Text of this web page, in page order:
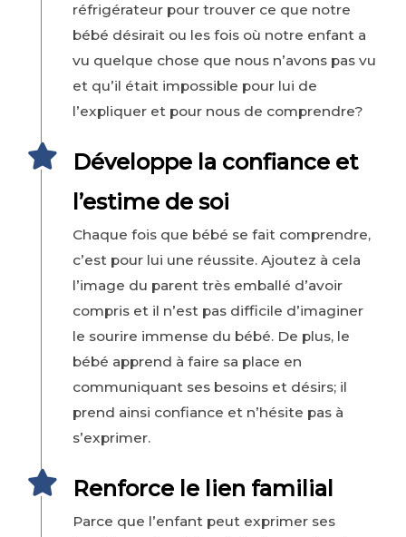
réfrigérateur pour trouver ce que notre
bébé désirait ou les fois où notre enfant a
vu quelque chose que nous n’avons pas vu
et qu’il était impossible pour lui de
l’expliquer et pour nous de comprendre?
Développe la confiance et
l’estime de soi
Chaque fois que bébé se fait comprendre,
c’est pour lui une réussite. Ajoutez à cela
l’image du parent très emballé d’avoir
compris et il n’est pas difficile d’imaginer
le sourire immense du bébé. De plus, le
bébé apprend à faire sa place en
communiquant ses besoins et désirs; il
prend ainsi confiance et n’hésite pas à
s’exprimer.
Renforce le lien familial
Parce que l’enfant peut exprimer ses